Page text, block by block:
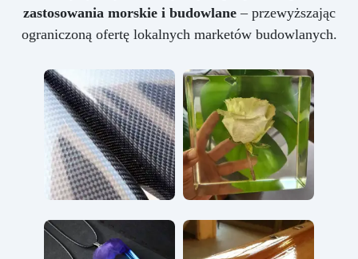
zastosowania morskie i budowlane– przewyższając
ograniczoną ofertę lokalnych marketów budowlanych.